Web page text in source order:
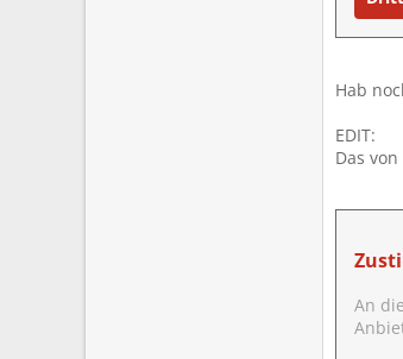
Hab
EDIT:
Das
An